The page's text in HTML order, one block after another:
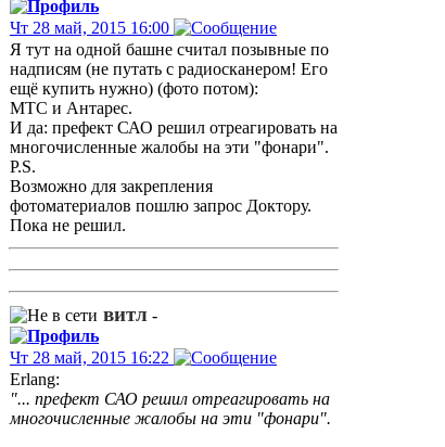
Чт 28 май, 2015 16:00
Я тут на одной башне считал позывные по
надписям (не путать с радиосканером! Его
ещё купить нужно) (фото потом):
МТС и Антарес.
И да: префект САО решил отреагировать на
многочисленные жалобы на эти "фонари".
P.S.
Возможно для закрепления
фотоматериалов пошлю запрос Доктору.
Пока не решил.
витл -
Чт 28 май, 2015 16:22
Erlang:
"... префект САО решил отреагировать на
многочисленные жалобы на эти "фонари".